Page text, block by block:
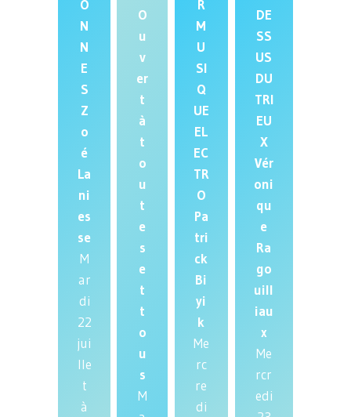
O
N
N
E
S
Z
o
é
La
ni
es
se
M
ar
di
22
jui
lle
t
à
O
u
v
er
t
à
t
o
u
t
e
s
e
t
t
o
u
s
M
R
M
U
SI
Q
UE
EL
EC
TR
O
Pa
tri
ck
Bi
yi
k
Me
rc
re
di
DE
SS
US
DU
TRI
EU
X
Vér
oni
qu
e
Ra
go
uill
iau
x
Me
rcr
edi